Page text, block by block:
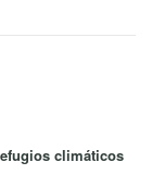
climáticos